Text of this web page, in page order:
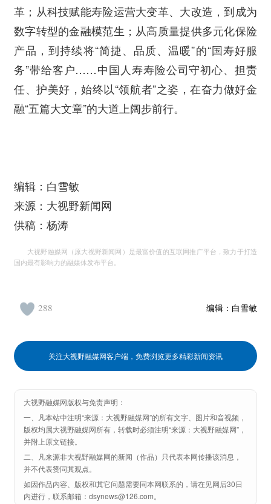
革；从科技赋能寿险运营大变革、大改造，到成为
数字转型的金融模范生；从高质量提供多元化保险
产品，到持续将“简捷、品质、温暖”的“国寿好服
务”带给客户……中国人寿寿险公司守初心、担责
任、护美好，始终以“领航者”之姿，在奋力做好金
融“五篇大文章”的大道上阔步前行。
编辑：白雪敏
来源：大视野新闻网
供稿：杨涛
大视野融媒网（原大视野新闻网）是最富价值的互联网推广平台，致力于打造
国内最有影响力的融媒体发布平台。
编辑： 白雪敏
288
关注大视野融媒网客户端，免费浏览更多精彩新闻资讯
大视野融媒网版权与免责声明：
一、凡本站中注明“来源：大视野融媒网”的所有文字、图片和音视频，
版权均属大视野融媒网所有，转载时必须注明“来源：大视野融媒网”，
并附上原文链接。
二、凡来源非大视野融媒网的新闻（作品）只代表本网传播该消息，
并不代表赞同其观点。
如因作品内容、版权和其它问题需要同本网联系的，请在见网后30日
内进行，联系邮箱：dsynews@126.com。